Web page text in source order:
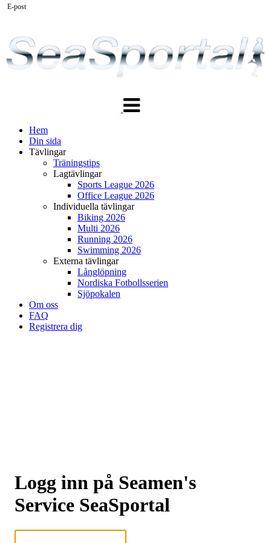
navigering
Hem
Din sida
Tävlingar
Träningstips
Lagtävlingar
Sports League 2026
Office League 2026
Individuella tävlingar
Biking 2026
Multi 2026
Running 2026
Swimming 2026
Externa tävlingar
Långlöpning
Nordiska Fotbollsserien
Sjöpokalen
Om oss
FAQ
Registrera dig
Logg inn på Seamen's
Service SeaSportal
E-post